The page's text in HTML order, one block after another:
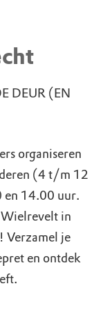
DEUR (EN
organiseren
(4 t/m 12
en 14.00 uur.
Wielrevelt in
Verzamel je
en ontdek